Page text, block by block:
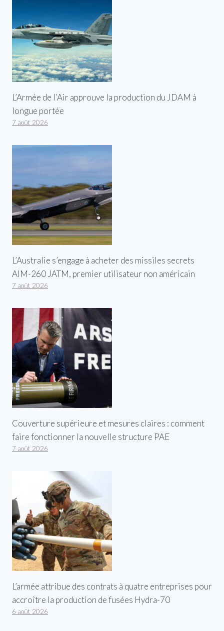
L’Armée de l’Air approuve la production du JDAM à
longue portée
7 août 2026
L’Australie s’engage à acheter des missiles secrets
AIM-260 JATM, premier utilisateur non américain
7 août 2026
Couverture supérieure et mesures claires : comment
faire fonctionner la nouvelle structure PAE
7 août 2026
L’armée attribue des contrats à quatre entreprises pour
accroître la production de fusées Hydra-70
6 août 2026